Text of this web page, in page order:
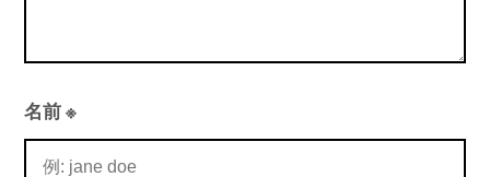
名前※